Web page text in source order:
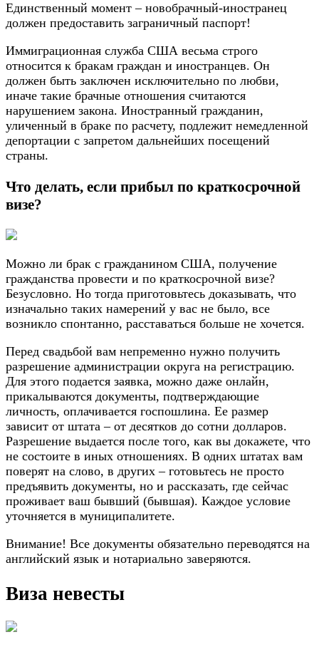
Единственный момент – новобрачный-иностранец
должен предоставить заграничный паспорт!
Иммиграционная служба США весьма строго
относится к бракам граждан и иностранцев. Он
должен быть заключен исключительно по любви,
иначе такие брачные отношения считаются
нарушением закона. Иностранный гражданин,
уличенный в браке по расчету, подлежит немедленной
депортации с запретом дальнейших посещений
страны.
Что делать, если прибыл по краткосрочной
визе?
Можно ли брак с гражданином США, получение
гражданства провести и по краткосрочной визе?
Безусловно. Но тогда приготовьтесь доказывать, что
изначально таких намерений у вас не было, все
возникло спонтанно, расставаться больше не хочется.
Перед свадьбой вам непременно нужно получить
разрешение администрации округа на регистрацию.
Для этого подается заявка, можно даже онлайн,
прикалываются документы, подтверждающие
личность, оплачивается госпошлина. Ее размер
зависит от штата – от десятков до сотни долларов.
Разрешение выдается после того, как вы докажете, что
не состоите в иных отношениях. В одних штатах вам
поверят на слово, в других – готовьтесь не просто
предъявить документы, но и рассказать, где сейчас
проживает ваш бывший (бывшая). Каждое условие
уточняется в муниципалитете.
Внимание! Все документы обязательно переводятся на
английский язык и нотариально заверяются.
Виза невесты